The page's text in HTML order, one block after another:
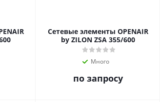
Сетевые элементы OPENAIR
by ZILON ZSA 355/600
Много
по запросу